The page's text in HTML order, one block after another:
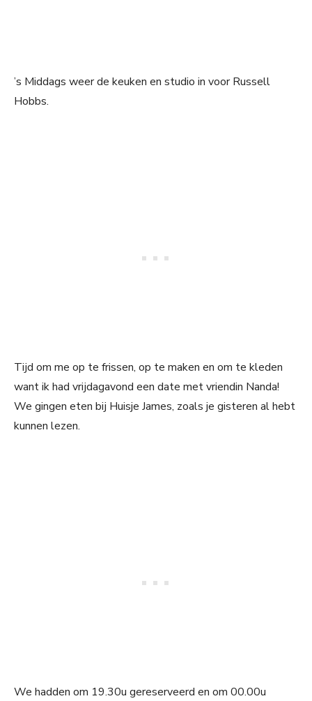
’s Middags weer de keuken en studio in voor Russell
Hobbs.
Tijd om me op te frissen, op te maken en om te kleden
want ik had vrijdagavond een date met vriendin Nanda!
We gingen eten bij Huisje James, zoals je gisteren al hebt
kunnen lezen.
We hadden om 19.30u gereserveerd en om 00.00u